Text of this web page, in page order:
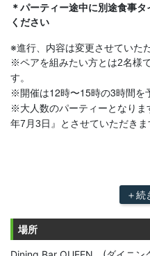
場所
＊パーティー途中に別途食事
ください
※進行、内容は変更させていた
※ペアを組みたい方とは2名様
す。
※開催は12時〜15時の3時間を
※大人数のパーティーとなり
年7月3日』とさせていただきま
＋続